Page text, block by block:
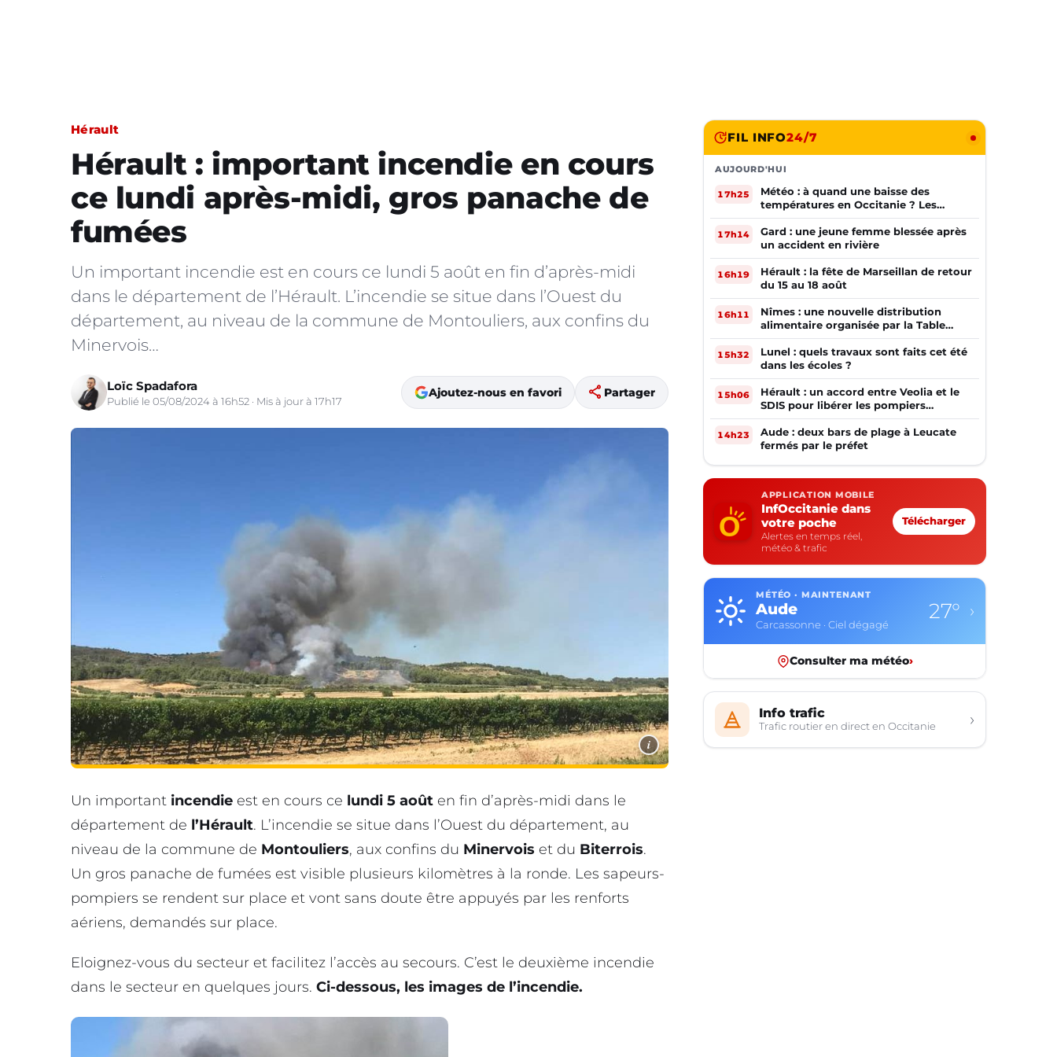
Hérault
Hérault : important incendie en cours
ce lundi après-midi, gros panache de
fumées
Un important incendie est en cours ce lundi 5 août en fin d’après-midi
dans le département de l’Hérault. L’incendie se situe dans l’Ouest du
département, au niveau de la commune de Montouliers, aux confins du
Minervois…
Loïc Spadafora
Publié le 05/08/2024 à 16h52 · Mis à jour à 17h17
Ajoutez-nous en favori share Partager
i
Un important incendie est en cours ce lundi 5 août en fin d’après-midi dans le
département de l’Hérault. L’incendie se situe dans l’Ouest du département, au
niveau de la commune de Montouliers, aux confins du Minervois et du Biterrois.
Un gros panache de fumées est visible plusieurs kilomètres à la ronde. Les sapeurs-
pompiers se rendent sur place et vont sans doute être appuyés par les renforts
aériens, demandés sur place.
Eloignez-vous du secteur et facilitez l’accès au secours. C’est le deuxième incendie
dans le secteur en quelques jours. Ci-dessous, les images de l’incendie.
FIL INFO24/7
AUJOURD'HUI
17h25
Météo : à quand une baisse des
températures en Occitanie ? Les
prévisions
17h14
Gard : une jeune femme blessée après
un accident en rivière
16h19
Hérault : la fête de Marseillan de retour
du 15 au 18 août
16h11
Nîmes : une nouvelle distribution
alimentaire organisée par la Table
Ouverte
15h32
Lunel : quels travaux sont faits cet été
dans les écoles ?
15h06
Hérault : un accord entre Veolia et le
SDIS pour libérer les pompiers
volontaires
14h23
Aude : deux bars de plage à Leucate
fermés par le préfet
APPLICATION MOBILE
InfOccitanie dans
votre poche
Alertes en temps réel,
météo & trafic
Télécharger
MÉTÉO · MAINTENANT
Aude
Carcassonne · Ciel dégagé
27° ›
Consulter ma météo›
Info trafic
Trafic routier en direct en Occitanie ›